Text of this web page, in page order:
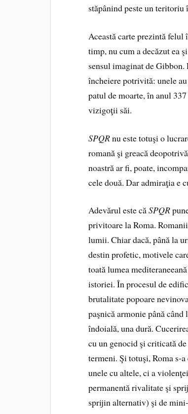
stăpânind peste un
Această carte prezintă felul
timp, nu cum a decăzut ea
sensul imaginat de
încheiere potrivită: unele
patul de moarte, în anul
vizigoţii săi.
SPQRnu este totuşi o
romană şi greacă
noastră ar fi, poate,
cele două. Dar admiraţia e
Adevărul este căSPQR
privitoare la Roma.
lumii. Chiar dacă, până la
destin profetic, motivele
toată lumea
istoriei. În procesul de
brutalitate popoare
paşnică armonie până
îndoială, una dură.
cu un genocid şi criticată
termeni. Şi totuşi, Roma
unele cu altele, ci a
permanentă rivalitate şi
sprijin alternativ) şi de